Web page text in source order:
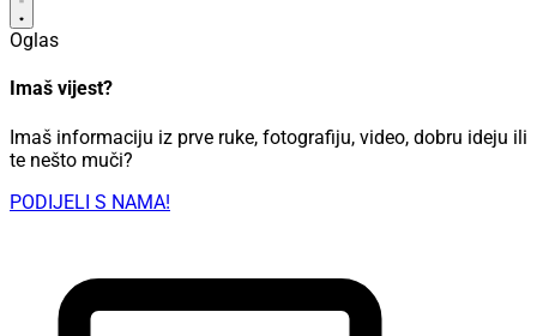
Oglas
Imaš vijest?
Imaš informaciju iz prve ruke, fotografiju, video, dobru ideju ili
te nešto muči?
PODIJELI S NAMA!